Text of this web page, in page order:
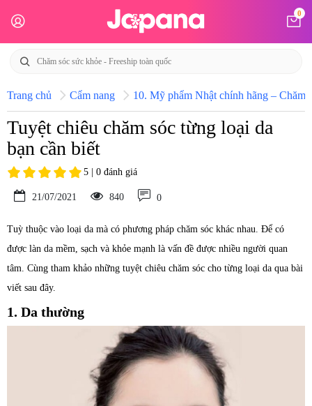
0
Trang chủ Cẩm nang 10. Mỹ phẩm Nhật chính hãng – Chăm
Tuyệt chiêu chăm sóc từng loại da
bạn cần biết
5 | 0 đánh giá
21/07/2021 840 0
Tuỳ thuộc vào loại da mà có phương pháp chăm sóc khác nhau. Để có
được làn da mềm, sạch và khỏe mạnh là vấn đề được nhiều người quan
tâm. Cùng tham khảo những tuyệt chiêu chăm sóc cho từng loại da qua bài
viết sau đây.
1. Da thường